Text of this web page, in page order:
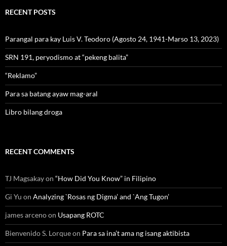
RECENT POSTS
Parangal para kay Luis V. Teodoro (Agosto 24, 1941-Marso 13, 2023)
SRN 191, peryodismo at “pekeng balita”
“Reklamo”
Para sa batang ayaw mag-aral
Libro bilang droga
RECENT COMMENTS
TJ Magsakayon “How Did You Know” in Filipino
Gi Yu on Analyzing `Rosas ng Digma’ and `Ang Tugon’
james arcenoon Usapang ROTC
Bienvenido S. Lorqueon Para sa ina’t ama ng isang aktibista